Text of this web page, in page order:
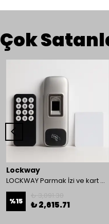
Çok
Lockway
LOCKWAY Parmak İzi ve kart Okuyucu Kontrol Paneli
%15 ₺ 2,615.71